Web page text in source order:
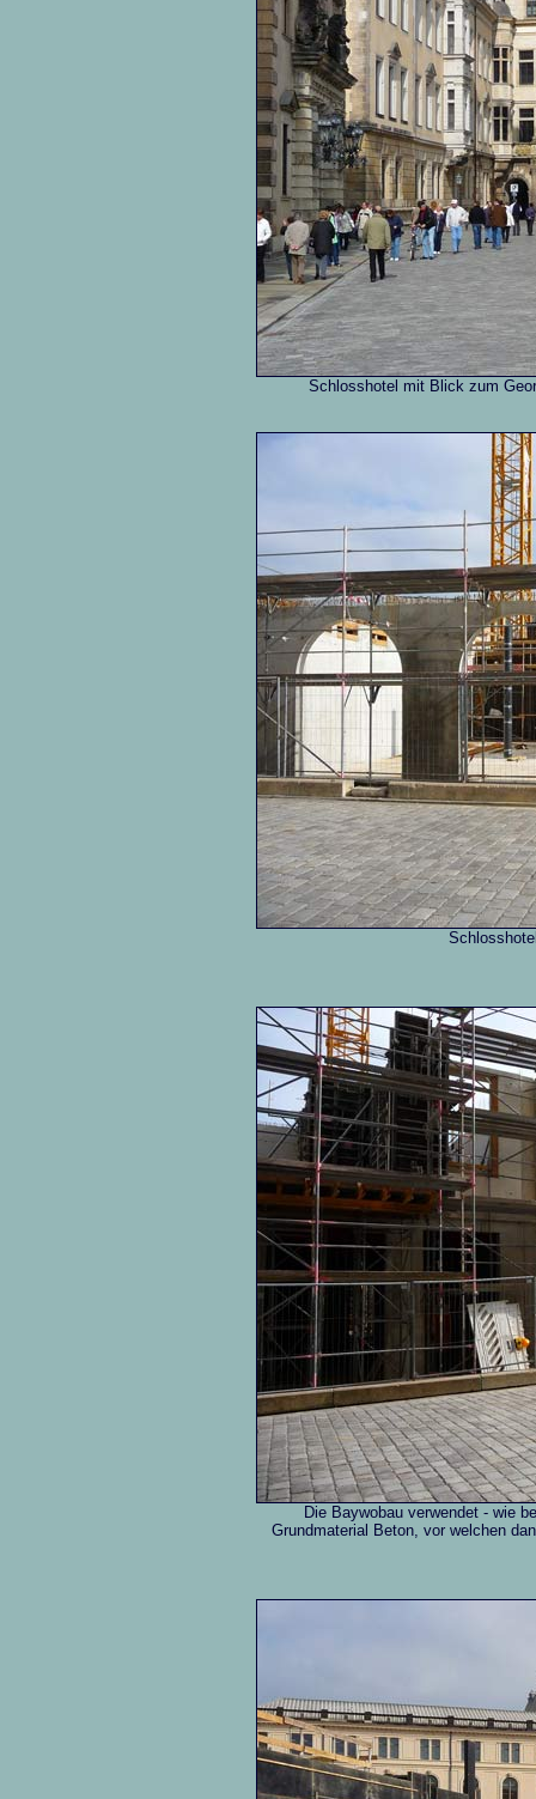
Schlosshotel mit Blick zum
Die Baywobau verwendet - wie
Grundmaterial Beton, vor welchen